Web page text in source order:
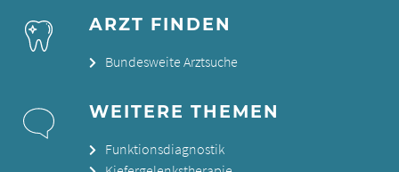
ARZT FINDEN
Bundesweite Arztsuche
WEITERE THEMEN
Funktionsdiagnostik